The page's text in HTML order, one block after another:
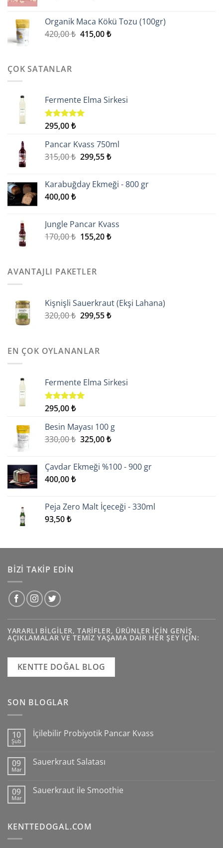
570,00 ₺.
Organik Maca Kökü Tozu (100gr)
420,00₺ Orijinal
415,00₺Şu
ÇOK SATANLAR
Fermente Elma Sirkesi
5 üzerinden
aldı
295,00₺
Pancar Kvass 750ml
315,00₺ Orijinal
299,55₺Şu
299,55 ₺.
Karabuğday Ekmeği - 800 gr
400,00₺
Jungle Pancar Kvass
170,00₺ Orijinal
155,20₺Şu
AVANTAJLI PAKETLER
Kişnişli Sauerkraut (Ekşi Lahana)
320,00₺ Orijinal
299,55₺Şu
EN ÇOK OYLANANLAR
Fermente Elma Sirkesi
5 üzerinden
5.00oy
aldı
295,00₺
Besin Mayası 100 g
330,00₺ Orijinal
325,00₺Şu
325,00 ₺.
Çavdar Ekmeği %100 - 900 gr
400,00₺
Peja Zero Malt İçeceği - 330ml
93,50₺
BIZI TAKIP EDIN
YARARLI BILGILER, TARIFLER, ÜRÜNLER IÇIN GENIŞ
AÇIKLAMALAR VE TEMIZ YAŞAMA DAIR HER ŞEY IÇIN:
KENTTE DOĞAL BLOG
SON BLOGLAR
10
Şub
İçilebilir Probiyotik Pancar Kvass
09
Mar
Sauerkraut Salatası
09
Mar
Sauerkraut ile Smoothie
KENTTEDOGAL.COM